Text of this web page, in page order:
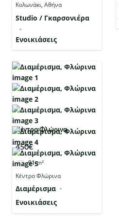
Κολωνάκι, Αθήνα
Studio / Γκαρσονιέρα
Ενοικιάσεις
Κέντρο Φλώρινα
450€
91m²
Κέντρο Φλώρινα
Διαμέρισμα
Ενοικιάσεις